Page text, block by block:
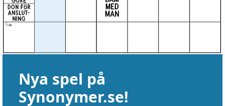
Nya spel på
Synonymer.se!